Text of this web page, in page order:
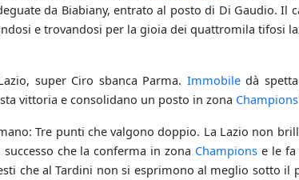
da Biabiany, entrato al posto di Di Gaudio. Il
e trovandosi per la gioia dei quattromila tifosi
super Ciro sbanca Parma. Immobiledà
vittoria e consolidano un posto in zona Champions
Tre punti che valgono doppio. La Lazio non
che la conferma in zona Champions e le
che al Tardini non si esprimono al meglio sotto